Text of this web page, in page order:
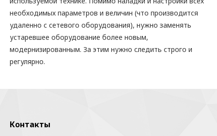
необходимых параметров и величин (что производится
удаленно с сетевого оборудования), нужно заменять
устаревшее оборудование более новым,
модернизированным. За этим нужно следить строго и
регулярно.
Контакты